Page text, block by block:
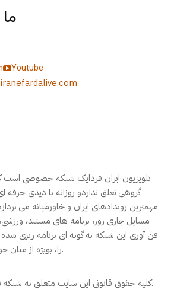
Youtube
تلویزیون ایران فردایک شبکه خصوصی
گروهی تعلق نداردو روزانه با دیدی حرفه
مسایل جاری روز، برنامه های مستند،
فن آوری این شبکه به گونه ای برنامه ریزی
را، بویژه از میان جوانان، به خود جذب کنند.
کلیه حقوق قانونی این سایت متعلق به شبکه تلویزیون ایران فردا است.